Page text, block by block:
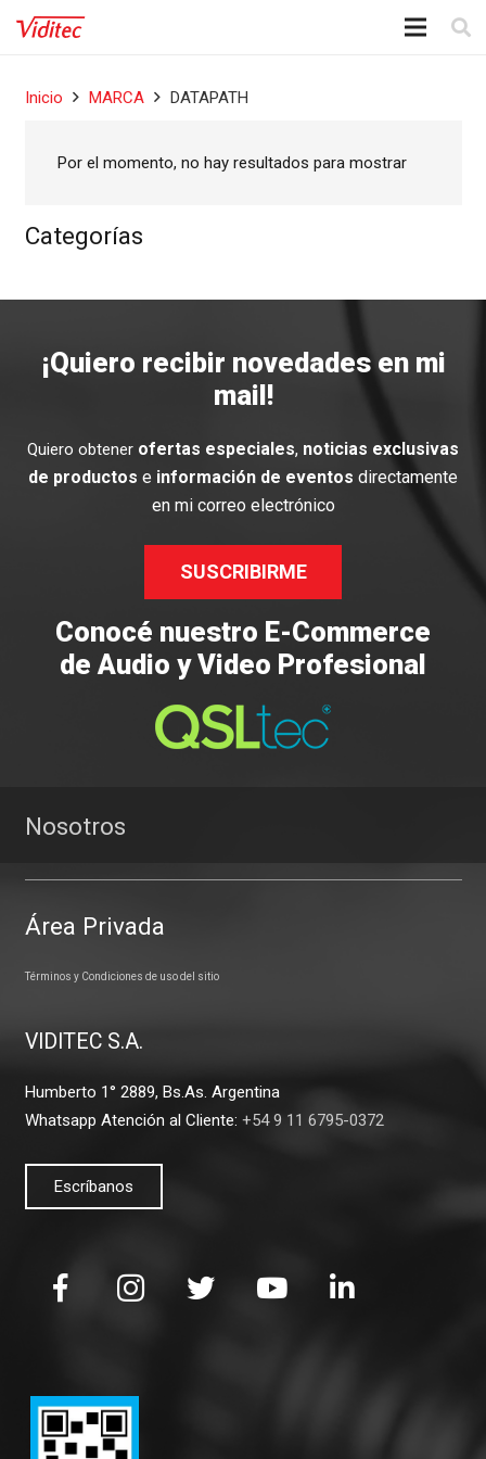
Inicio MARCA DATAPATH
Por el momento, no hay resultados para mostrar
Categorías
¡Quiero recibir novedades en mi
mail!
Quiero obtener ofertas especiales, noticias exclusivas
de productos e información de eventos directamente
en mi correo electrónico
SUSCRIBIRME
Conocé nuestro E-Commerce
de Audio y Video Profesional
Nosotros
Área Privada
Términos y Condiciones de uso del sitio
VIDITEC S.A.
Humberto 1° 2889, Bs.As. Argentina
Whatsapp Atención al Cliente: +54 9 11 6795-0372
Escríbanos